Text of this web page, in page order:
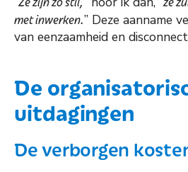
met inwerken.” Deze aanname
van eenzaamheid en
De
uitdagingen
De verborgen